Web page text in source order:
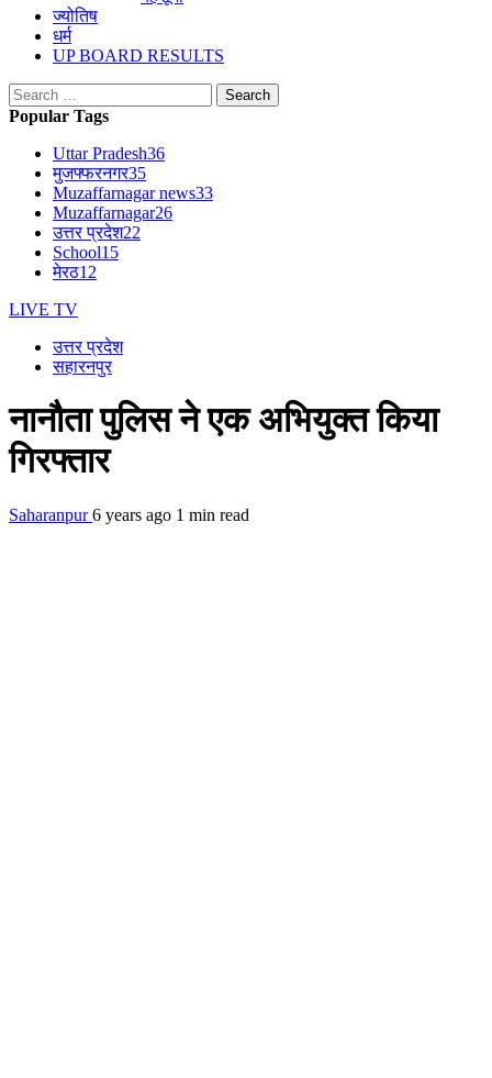
ज्योतिष
धर्म
UP BOARD RESULTS
Search
for:
Popular Tags
Uttar Pradesh36
मुजफ्फरनगर35
Muzaffarnagar news33
Muzaffarnagar26
उत्तर प्रदेश22
School15
मेरठ12
LIVE TV
उत्तर प्रदेश
सहारनपुर
नानौता पुलिस ने एक अभियुक्त किया
गिरफ्तार
Saharanpur6 years ago 1 min read